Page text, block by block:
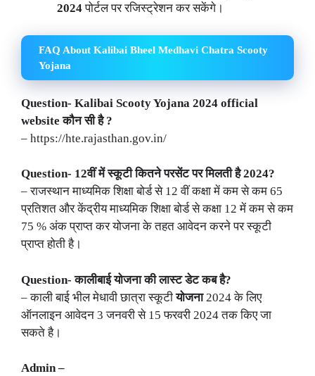
2024पोर्टल पर रजिस्ट्रेशन कर सकेंगे।
FAQ About Kalibai Bheel Medhavi Chatra Scooty
Yojana
Question- Kalibai Scooty Yojana 2024 official
website कौन सी है ?
– https://hte.rajasthan.gov.in/
Question- 12वीं में स्कूटी कितने परसेंट पर मिलती है 2024?
– राजस्थान माध्यमिक शिक्षा बोर्ड से 12 वीं कक्षा में कम से कम 65
प्रतिशत और केंद्रीय माध्यमिक शिक्षा बोर्ड से कक्षा 12 में कम से कम
75 % अंक प्राप्त कर योजना के तहत आवेदन करने पर स्कूटी
प्राप्त होती है।
Question- कालीबाई योजना की लास्ट डेट कब है?
– काली बाई भील मेधावी छात्रा स्कूटीयोजना2024 के लिए
ऑनलाइन आवेदन 3 जनवरी से 15 फरवरी 2024 तक किए जा
सकते है।
Admin –